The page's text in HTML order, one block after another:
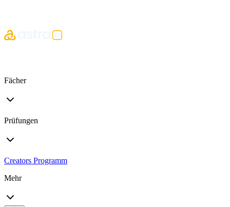
Fächer
Prüfungen
Creators Programm
Mehr